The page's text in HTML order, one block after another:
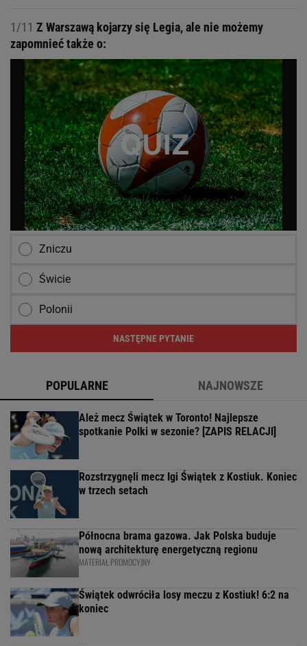
1/11 Z Warszawą kojarzy się Legia, ale nie możemy
zapomnieć także o:
Zniczu
Świcie
Polonii
NASTĘPNE PYTANIE
POPULARNE NAJNOWSZE
Ależ mecz Świątek w Toronto! Najlepsze
spotkanie Polki w sezonie? [ZAPIS RELACJI]
Rozstrzygnęli mecz Igi Świątek z Kostiuk. Koniec
w trzech setach
Północna brama gazowa. Jak Polska buduje
nową architekturę energetyczną regionu
MATERIAŁ PROMOCYJNY
Świątek odwróciła losy meczu z Kostiuk! 6:2 na
koniec